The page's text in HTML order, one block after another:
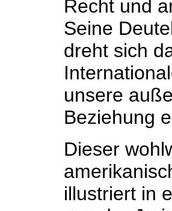
Recht und
Seine
dreht sich
unsere
Beziehung
Dieser
illustriert in